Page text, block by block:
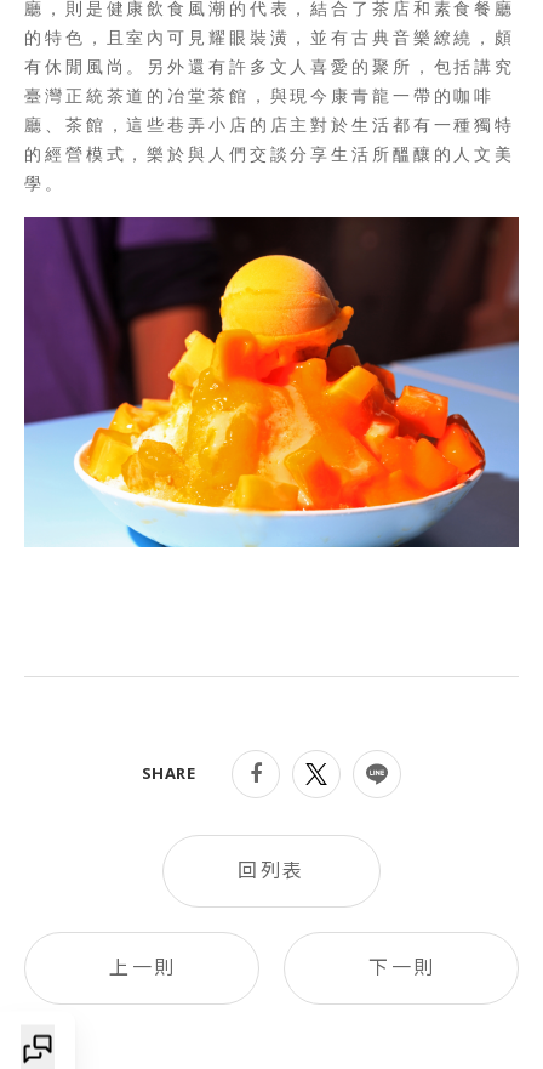
廳，則是健康飲食風潮的代表，結合了茶店和素食餐廳
的特色，且室內可見耀眼裝潢，並有古典音樂繚繞，頗
有休閒風尚。另外還有許多文人喜愛的聚所，包括講究
臺灣正統茶道的冶堂茶館，與現今康青龍一帶的咖啡
廳、茶館，這些巷弄小店的店主對於生活都有一種獨特
的經營模式，樂於與人們交談分享生活所醞釀的人文美
學。
SHARE
回列表
上一則 下一則